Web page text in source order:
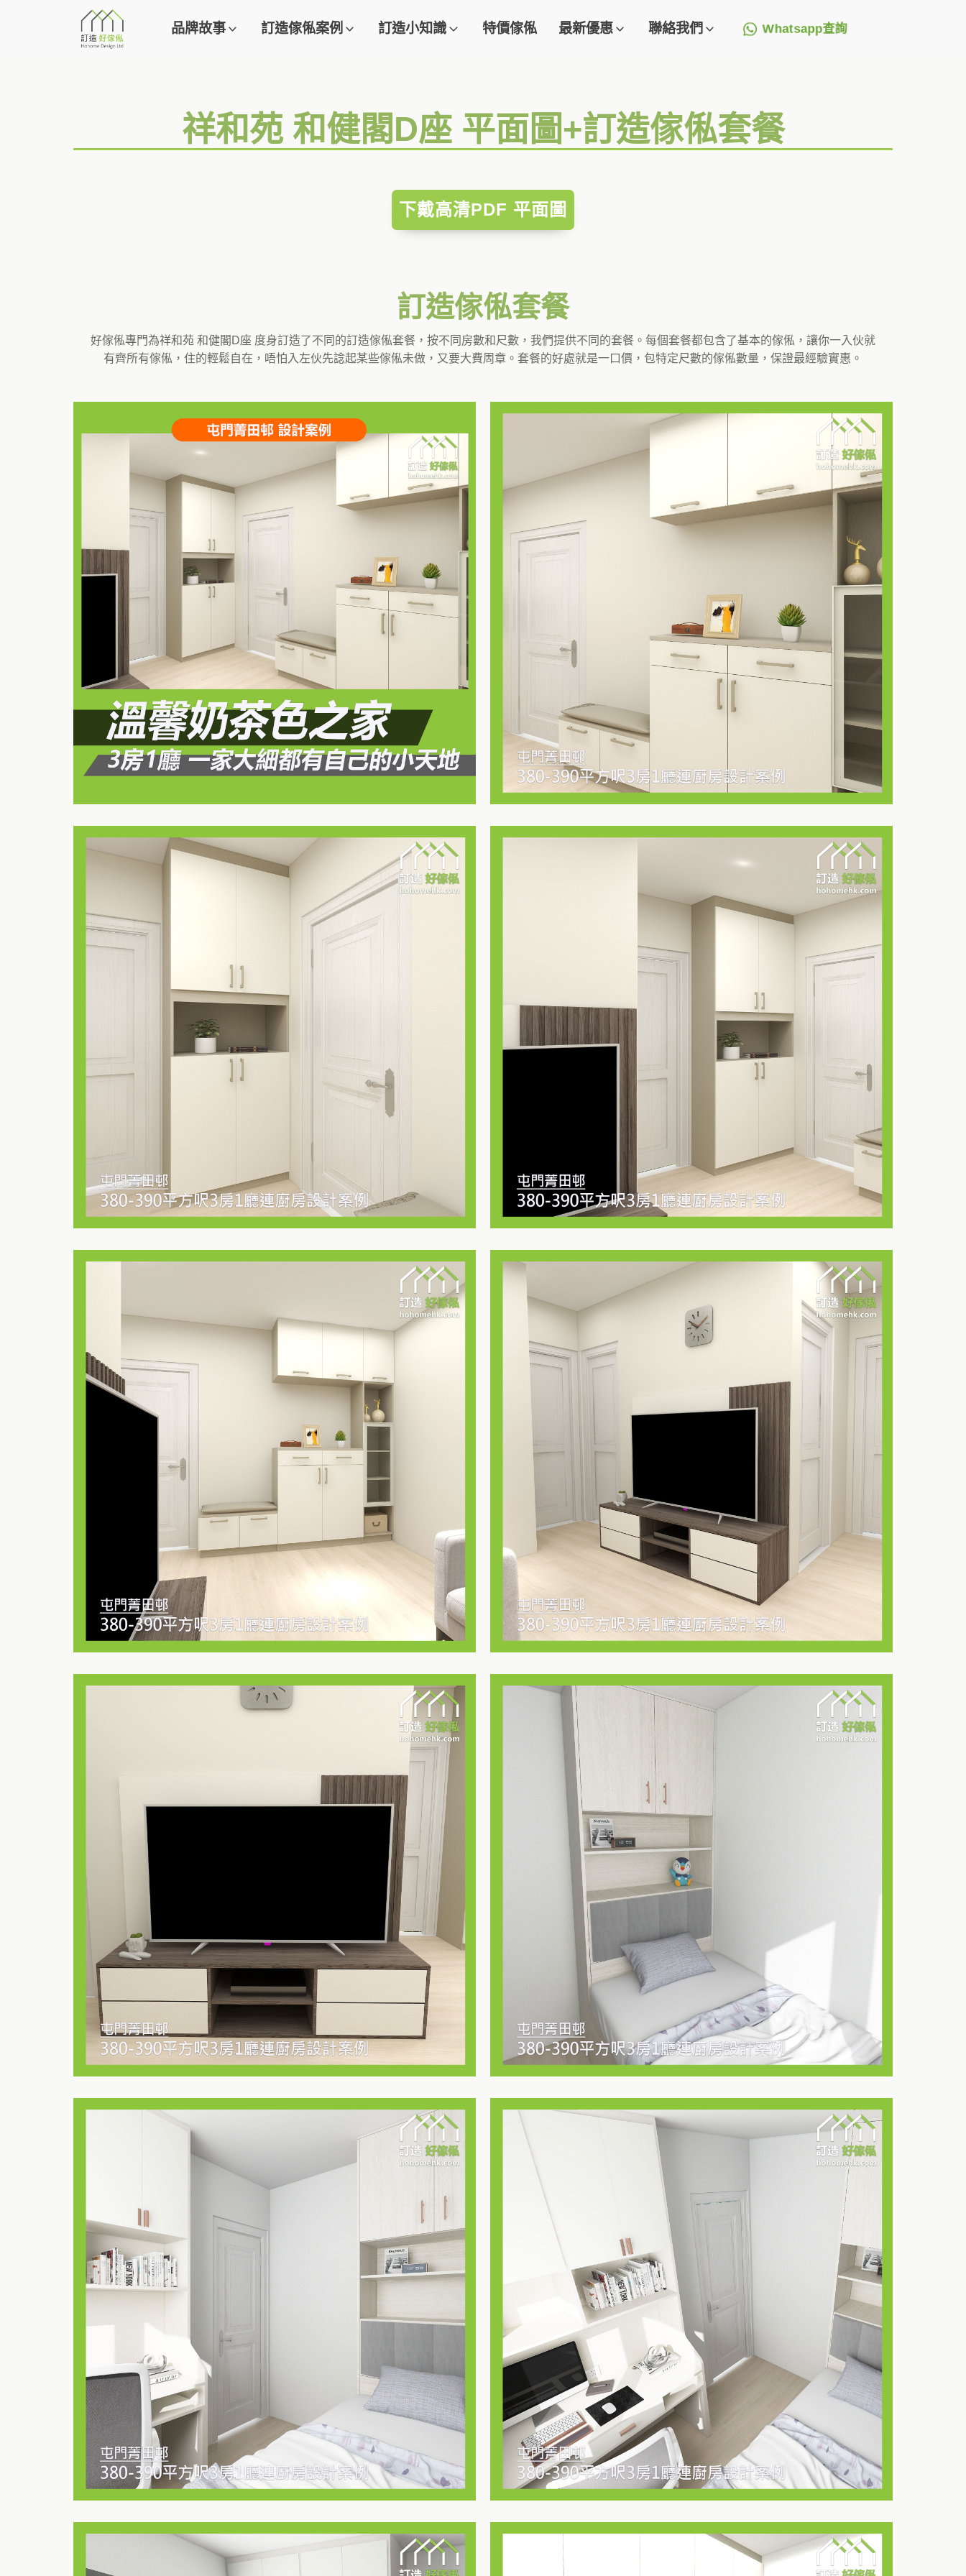
品牌故事 訂造傢俬案例 訂造小知識 特價傢俬 最新優惠 聯絡我們 Whatsapp查詢
祥和苑 和健閣D座 平面圖+訂造傢俬套餐
下戴高清PDF 平面圖
訂造傢俬套餐
好傢俬專門為祥和苑 和健閣D座 度身訂造了不同的訂造傢俬套餐，按不同房數和尺數，我們提供不同的套餐。每個套餐都包含了基本的傢俬，讓你一入伙就
有齊所有傢俬，住的輕鬆自在，唔怕入左伙先諗起某些傢俬未做，又要大費周章。套餐的好處就是一口價，包特定尺數的傢俬數量，保證最經驗實惠。